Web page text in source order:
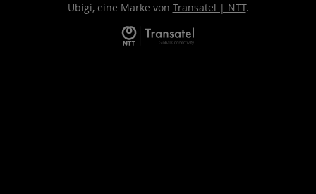
Ubigi, eine Marke von Transatel | NTT.